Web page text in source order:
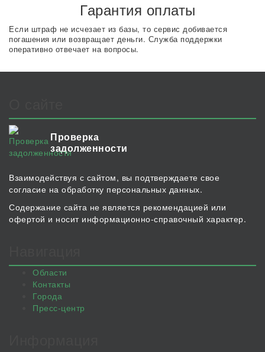
Гарантия оплаты
Если штраф не исчезает из базы, то сервис добивается
погашения или возвращает деньги. Служба поддержки
оперативно отвечает на вопросы.
Проверка
задолженности
Взаимодействуя с сайтом, вы подтверждаете свое
согласие на обработку персональных данных.
Содержание сайта не является рекомендацией или
офертой и носит информационно-справочный характер.
Области
Контакты
Города
Пресс-центр